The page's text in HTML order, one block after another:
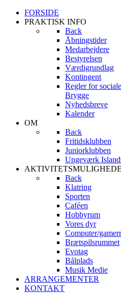
FORSIDE
PRAKTISK INFO
Back
Åbningstider
Medarbejdere
Bestyrelsen
Værdigrundlag
Kontingent
Regler for
Brygge
Nyhedsbreve
Kalender
OM
Back
Fritidsklubben
Juniorklubben
Ungeværk
Back
Klatring
Sporten
Caféen
Hobbyrum
Vores dyr
Computer/
Brætspilsrummet
Evotag
Bålplads
Musik Medie
ARRANGEMENTER
KONTAKT